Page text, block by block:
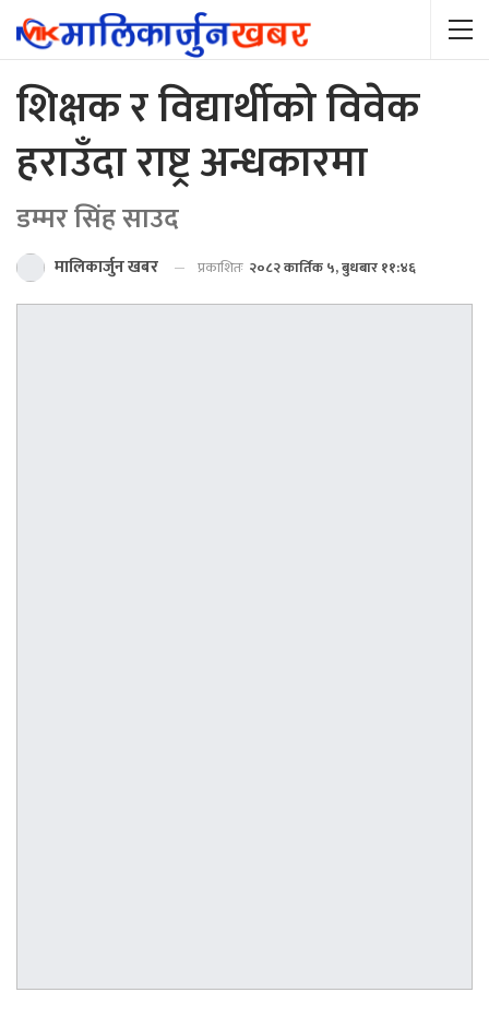
शिक्षक र विद्यार्थीको विवेक
हराउँदा राष्ट्र अन्धकारमा
डम्मर सिंह साउद
मालिकार्जुन खबर प्रकाशितः २०८२ कार्तिक ५, बुधबार ११:४६